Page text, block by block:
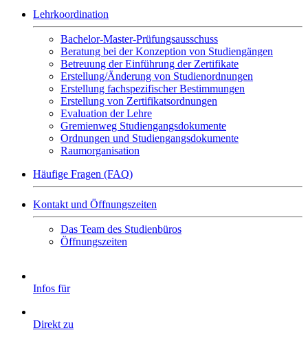
Lehrkoordination
Bachelor-Master-Prüfungsausschuss
Beratung bei der Konzeption von Studiengängen
Betreuung der Einführung der Zertifikate
Erstellung/Änderung von Studienordnungen
Erstellung fachspezifischer Bestimmungen
Erstellung von Zertifikatsordnungen
Evaluation der Lehre
Gremienweg Studiengangsdokumente
Ordnungen und Studiengangsdokumente
Raumorganisation
Häufige Fragen (FAQ)
Kontakt und Öffnungszeiten
Das Team des Studienbüros
Öffnungszeiten
Infos für
Direkt zu